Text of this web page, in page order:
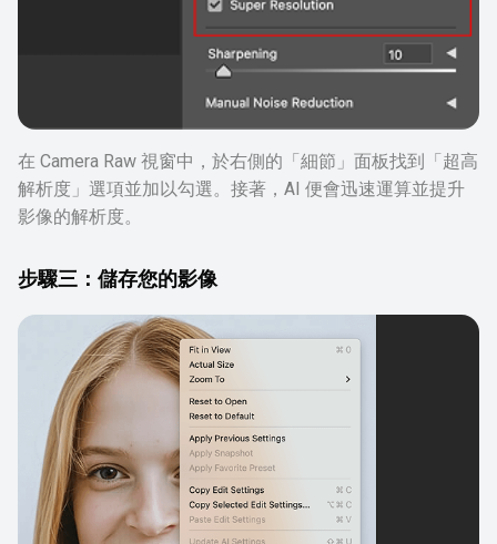
在 Camera Raw 視窗中，於右側的「細節」面板找到「超高
解析度」選項並加以勾選。接著，AI 便會迅速運算並提升
影像的解析度。
步驟三：儲存您的影像